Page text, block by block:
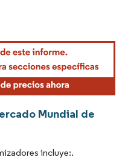
Mundial de
incluye:.